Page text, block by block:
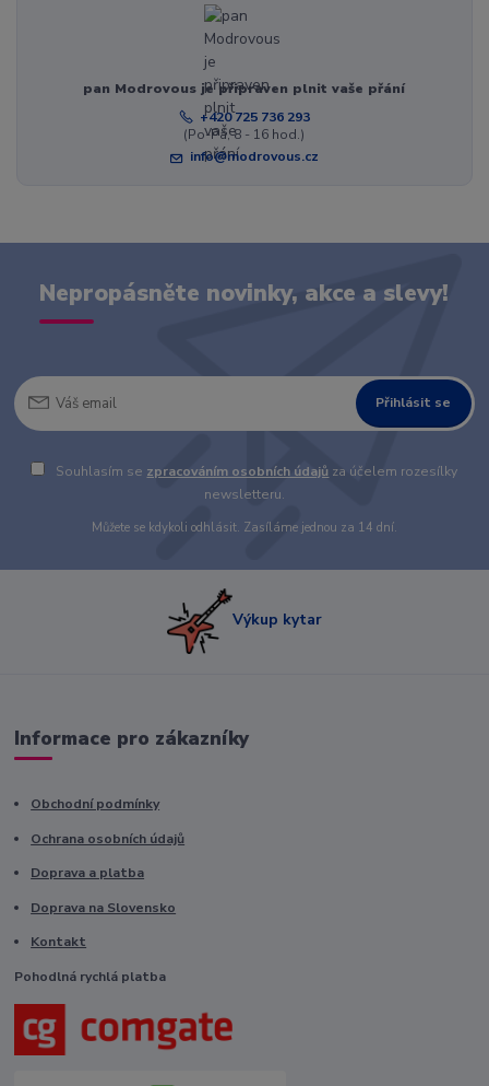
pan Modrovous je připraven plnit vaše přání
+420 725 736 293
(Po-Pá, 8 - 16 hod.)
info@modrovous.cz
Nepropásněte novinky, akce a slevy!
Přihlásit se
Souhlasím se zpracováním osobních údajů za účelem rozesílky
newsletteru.
Můžete se kdykoli odhlásit. Zasíláme jednou za 14 dní.
Výkup kytar
Informace pro zákazníky
Obchodní podmínky
Ochrana osobních údajů
Doprava a platba
Doprava na Slovensko
Kontakt
Pohodlná rychlá platba